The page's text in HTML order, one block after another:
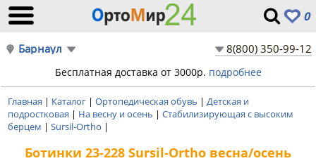
0
Барнаул 8(800) 350-99-12
Бесплатная доставка от 3000р. подробнее
Главная | Каталог | Ортопедическая обувь | Детская и
подростковая | На весну и осень | Стабилизирующая с высоким
берцем | Sursil-Ortho |
Ботинки 23-228 Sursil-Ortho весна/осень